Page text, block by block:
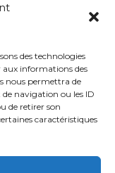
des technologies
aux informations des
nous permettra de
navigation ou les ID
de retirer son
caractéristiques